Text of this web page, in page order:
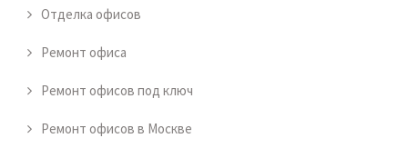
Отделка офисов
Ремонт офиса
Ремонт офисов под ключ
Ремонт офисов в Москве